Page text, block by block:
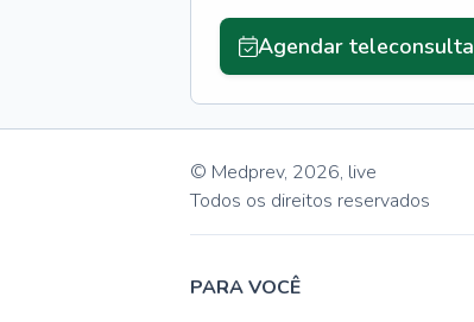
Agendar teleconsulta
© Medprev, 2026, live
Todos os direitos reservados
PARA VOCÊ